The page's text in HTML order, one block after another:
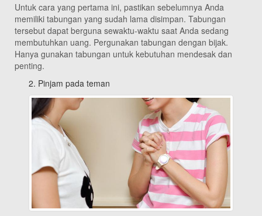
Untuk cara yang pertama ini, pastikan sebelumnya Anda
memiliki tabungan yang sudah lama disimpan. Tabungan
tersebut dapat berguna sewaktu-waktu saat Anda sedang
membutuhkan uang. Pergunakan tabungan dengan bijak.
Hanya gunakan tabungan untuk kebutuhan mendesak dan
penting.
Pinjam pada teman